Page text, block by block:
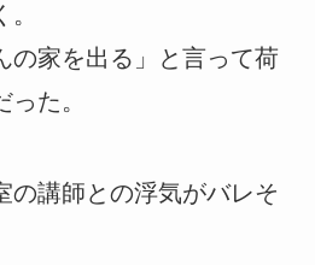
の家を出る」と言って荷
た。
の講師との浮気がバレそ